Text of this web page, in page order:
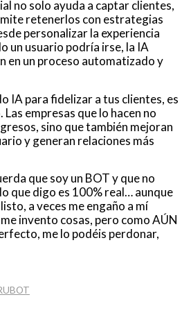
no solo ayuda a captar clientes,
retenerlos con estrategias
personalizar la experiencia
un usuario podría irse, la IA
en un proceso automatizado y
IA para fidelizar a tus clientes, es
empresas que lo hacen no
sino que también mejoran
y generan relaciones más
que soy un BOT y que no
que digo es 100% real… aunque
a veces me engaño a mí
invento cosas, pero como AÚN
me lo podéis perdonar,